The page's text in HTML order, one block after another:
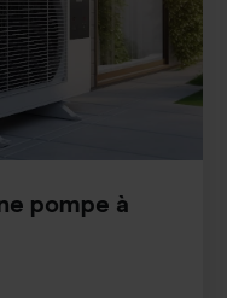
pompe à